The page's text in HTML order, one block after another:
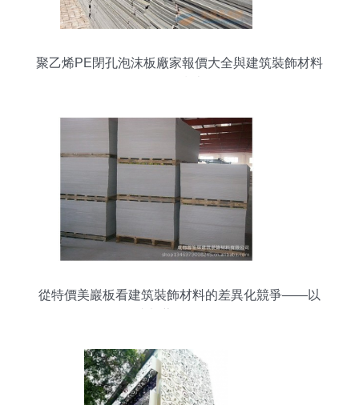
聚乙烯PE閉孔泡沫板廠家報價大全與建筑裝飾材料
從特價美巖板看建筑裝飾材料的差異化競爭——以